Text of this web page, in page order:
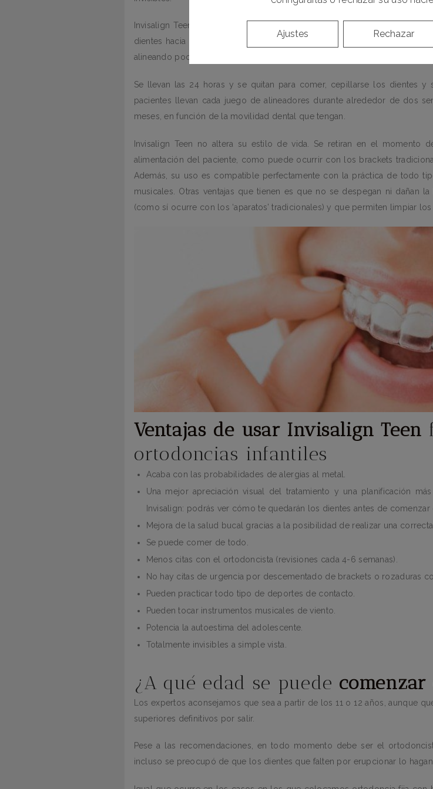
Invisalign Teen consta de varios alineadores transparentes y
dientes hacia la posición correcta. Cada uno es diferente de los demás
alineando poco a poco.
Se llevan las 24 horas y se quitan para comer, cepillarse los dientes y
pacientes llevan cada juego de alineadores durante alrededor de dos
meses, en función de la movilidad dental que tengan.
Invisalign Teen no altera su estilo de vida. Se retiran en el
alimentación del paciente, como puede ocurrir con los brackets
Además, su uso es compatible perfectamente con la práctica de todo
musicales. Otras ventajas que tienen es que no se despegan ni dañan
(como sí ocurre con los ‘aparatos’ tradicionales) y que permiten limpiar
Ventajas de usar Invisalign Teen
ortodoncias infantiles
Acaba con las probabilidades de alergias al metal.
Una mejor apreciación visual del tratamiento y una planificación
Invisalign: podrás ver cómo te quedarán los dientes antes de comenzar
Mejora de la salud bucal gracias a la posibilidad de realizar una
Se puede comer de todo.
Menos citas con el ortodoncista (revisiones cada 4-6 semanas).
No hay citas de urgencia por descementado de brackets o rozaduras
Pueden practicar todo tipo de deportes de contacto.
Pueden tocar instrumentos musicales de viento.
Potencia la autoestima del adolescente.
Totalmente invisibles a simple vista.
¿A qué edad se puede
Los expertos aconsejamos que sea a partir de los 11 o 12 años, aunque
superiores definitivos por salir.
Pese a las recomendaciones, en todo momento debe ser el
incluso se preocupó de que los dientes que falten por erupcionar lo
Rechazar
Ajustes